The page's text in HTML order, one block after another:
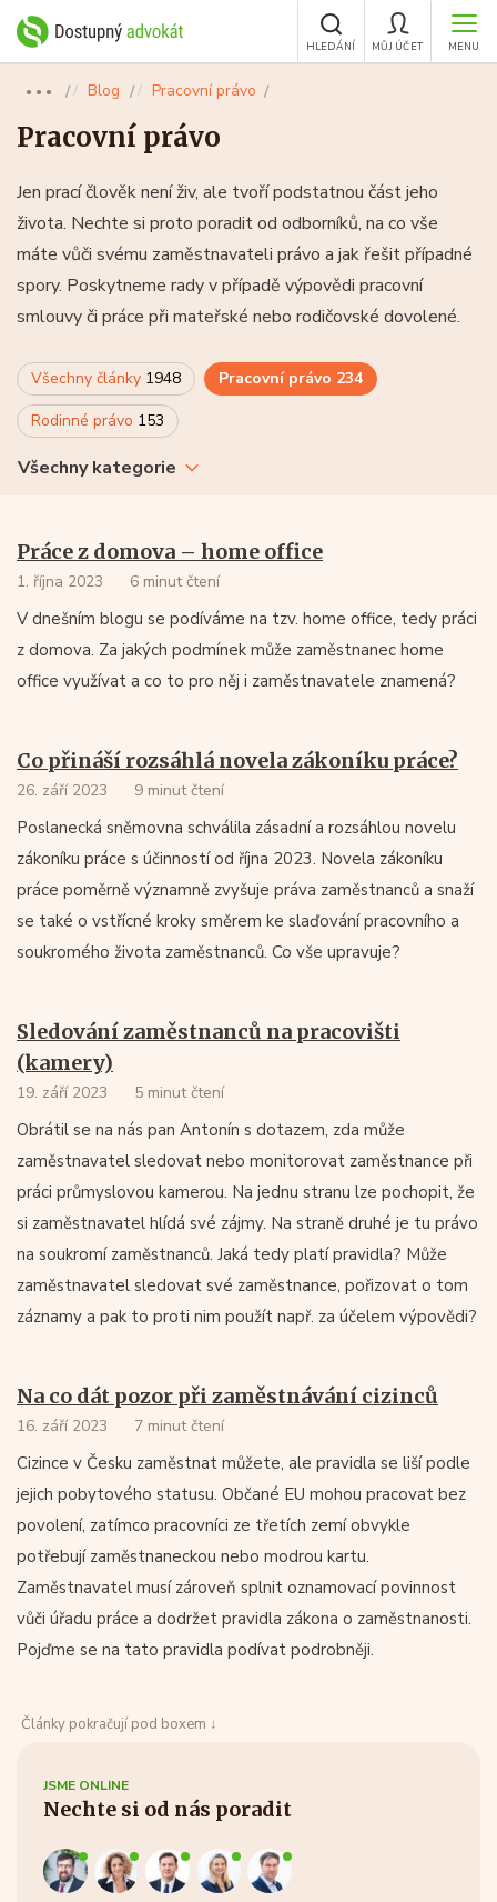
MENU
MŮJ ÚČET
HLEDÁNÍ
●●● Blog Pracovní právo
Pracovní právo
Jen prací člověk není živ, ale tvoří podstatnou část jeho
života. Nechte si proto poradit od odborníků, na co vše
máte vůči svému zaměstnavateli právo a jak řešit případné
spory. Poskytneme rady v případě výpovědi pracovní
smlouvy či práce při mateřské nebo rodičovské dovolené.
Všechny články 1948 Pracovní právo 234
Rodinné právo 153
Všechny kategorie
Práce z domova – home office
1. října 2023 6 minut čtení
V dnešním blogu se podíváme na tzv. home office, tedy práci
z domova. Za jakých podmínek může zaměstnanec home
office využívat a co to pro něj i zaměstnavatele znamená?
Co přináší rozsáhlá novela zákoníku práce?
26. září 2023 9 minut čtení
Poslanecká sněmovna schválila zásadní a rozsáhlou novelu
zákoníku práce s účinností od října 2023. Novela zákoníku
práce poměrně významně zvyšuje práva zaměstnanců a snaží
se také o vstřícné kroky směrem ke slaďování pracovního a
soukromého života zaměstnanců. Co vše upravuje?
Sledování zaměstnanců na pracovišti
(kamery)
19. září 2023 5 minut čtení
Obrátil se na nás pan Antonín s dotazem, zda může
zaměstnavatel sledovat nebo monitorovat zaměstnance při
práci průmyslovou kamerou. Na jednu stranu lze pochopit, že
si zaměstnavatel hlídá své zájmy. Na straně druhé je tu právo
na soukromí zaměstnanců. Jaká tedy platí pravidla? Může
zaměstnavatel sledovat své zaměstnance, pořizovat o tom
záznamy a pak to proti nim použít např. za účelem výpovědi?
Na co dát pozor při zaměstnávání cizinců
16. září 2023 7 minut čtení
Cizince v Česku zaměstnat můžete, ale pravidla se liší podle
jejich pobytového statusu. Občané EU mohou pracovat bez
povolení, zatímco pracovníci ze třetích zemí obvykle
potřebují zaměstnaneckou nebo modrou kartu.
Zaměstnavatel musí zároveň splnit oznamovací povinnost
vůči úřadu práce a dodržet pravidla zákona o zaměstnanosti.
Pojďme se na tato pravidla podívat podrobněji.
Články pokračují pod boxem ↓
JSME ONLINE
Nechte si od nás poradit